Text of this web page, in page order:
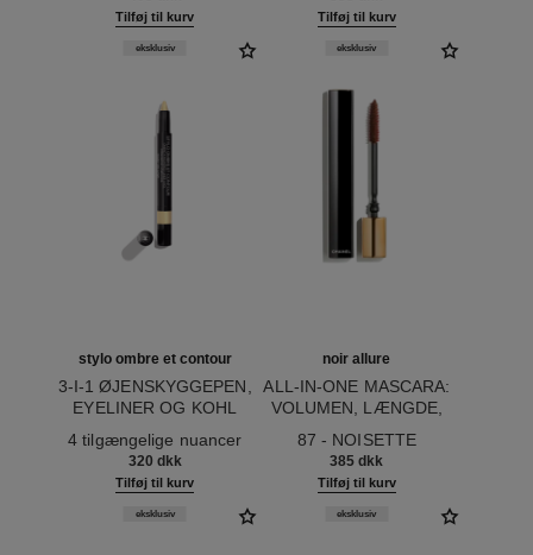
LÆBEPLEJE
Tilføj til kurv Tilføj til kurv
stylo ombre et contour
3-I-1 ØJENSKYGGEPEN,
EYELINER OG KOHL
eksklusiv
4 tilgængelige nuancer
320 dkk
Tilføj til kurv
noir allure
ALL-IN-ONE MASCARA:
VOLUMEN, LÆNGDE,
eksklusiv
87 - NOISETTE
385 dkk
Tilføj til kurv
eksklusiv eksklusiv